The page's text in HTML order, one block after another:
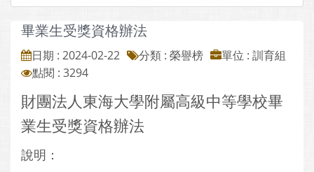
畢業生受獎資格辦法
日期 : 2024-02-22 分類 : 榮譽榜
單位 : 訓育組
點閱 : 3294
財團法人東海大學附屬高級中等學校畢
業生受獎資格辦法
說明：